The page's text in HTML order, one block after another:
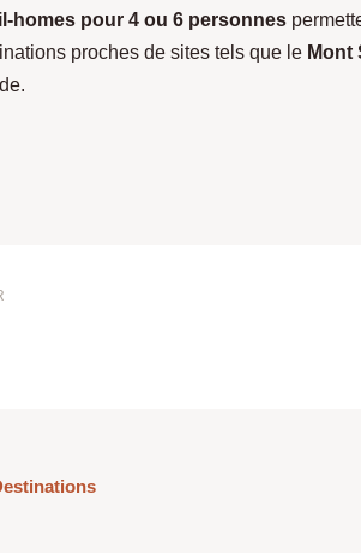
homes pour 4 ou 6 personnes
proches de sites tels que le Mont